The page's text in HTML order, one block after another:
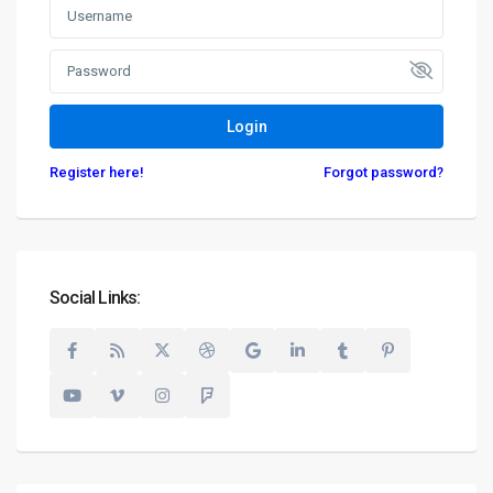
Login
Register here! Forgot password?
Social Links:
+49 (0)5520 999 76-1
Termine nur nach Vereinbarung
Geschäftsbereiche der DeGiMa-Gruppe